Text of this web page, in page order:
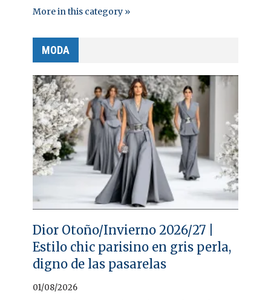
More in this category »
MODA
Dior Otoño/Invierno 2026/27 |
Estilo chic parisino en gris perla,
digno de las pasarelas
01/08/2026